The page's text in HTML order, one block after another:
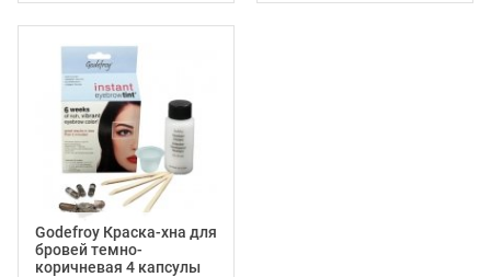
Godefroy Краска-хна для
бровей темно-
коричневая 4 капсулы